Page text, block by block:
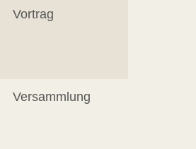
Vortrag
Versammlung